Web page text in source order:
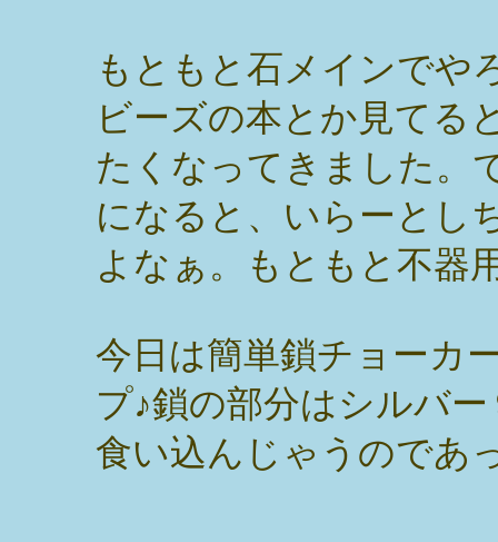
もともと石メインでや
ビーズの本とか見てる
たくなってきました。
になると、いらーとし
よなぁ。もともと不器
今日は簡単鎖チョーカ
プ♪鎖の部分はシルバ
食い込んじゃうのであ